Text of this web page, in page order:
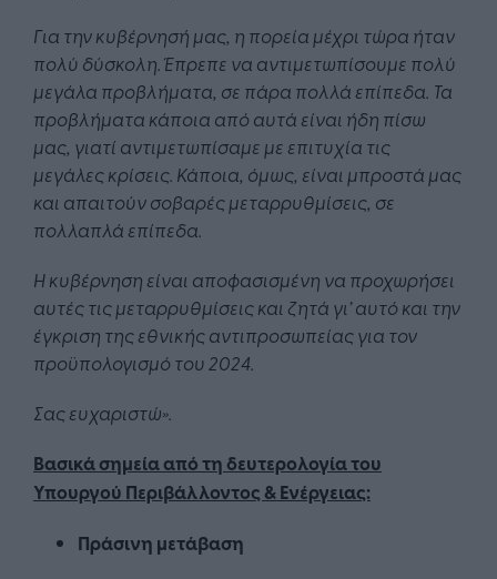
Για την κυβέρνησή μας, η πορεία μέχρι τώρα ήταν
πολύ δύσκολη. Έπρεπε να αντιμετωπίσουμε πολύ
μεγάλα προβλήματα, σε πάρα πολλά επίπεδα. Τα
προβλήματα κάποια από αυτά είναι ήδη πίσω
μας, γιατί αντιμετωπίσαμε με επιτυχία τις
μεγάλες κρίσεις. Κάποια, όμως, είναι μπροστά μας
και απαιτούν σοβαρές μεταρρυθμίσεις, σε
πολλαπλά επίπεδα.
Η κυβέρνηση είναι αποφασισμένη να προχωρήσει
αυτές τις μεταρρυθμίσεις και ζητά γι’ αυτό και την
έγκριση της εθνικής αντιπροσωπείας για τον
προϋπολογισμό του 2024.
Σας ευχαριστώ».
Βασικά σημεία από τη δευτερολογία του
Υπουργού Περιβάλλοντος & Ενέργειας:
Πράσινη μετάβαση